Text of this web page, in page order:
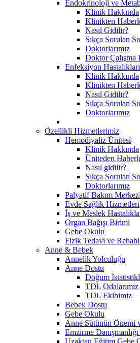
Endokrinoloji ve
Klinik Hakkında
Klinikten
Nasıl Gidilir?
Sıkça Sorulan
Doktorlarımız
Doktor Çalışma
Enfeksiyon Hastalıkları
Klinik Hakkında
Klinikten
Nasıl Gidilir?
Sıkça Sorulan
Doktorlarımız
Özellikli Hizmetlerimiz
Hemodiyaliz Ünitesi
Klinik Hakkında
Üniteden
Nasıl gidilir?
Sıkça Sorulan
Doktorlarımız
Palyatif Bakım Merkezi
Evde Sağlık Hizmetleri
İş ve Meslek
Organ Bağışı Birimi
Gebe Okulu
Fizik Tedavi ve
Anne & Bebek
Annelik Yolculuğu
Anne Dostu
Doğum
TDL Odalarımız
TDL Ekibimiz
Bebek Dostu
Gebe Okulu
Anne Sütünün Önemi
Emzirme
Uzaktan Eğitim Gebe